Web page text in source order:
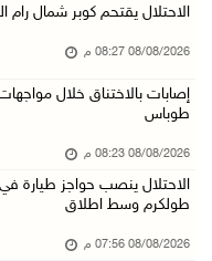
50 طفلا وطفلة من القدس يستعدون للمغادرة إلى ا ...
08/آب/2026 03:51 م
08/آب/2026 02:37 م
إصابتان في هجوم
الاحتلال يقتحم كوبر شمال رام
08/08/2026 08:27 م
إصابات بالاختناق خلال
طوباس
08/08/2026 08:23 م
الاحتلال ينصب حواجز طيارة
طولكرم وسط اطلاق
08/08/2026 07:56 م